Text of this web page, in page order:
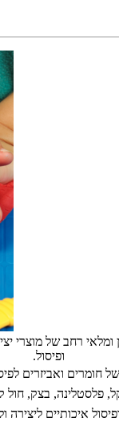
ומלאי רחב של מוצרי
ופיסול.
של חומרים ואביזרים
פלסטלינה, בצק, חול
איכותיים